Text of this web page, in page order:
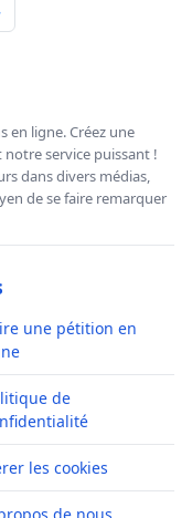
en ligne. Créez une
service puissant !
dans divers médias,
de se faire remarquer
une pétition en
de
les cookies
de nous